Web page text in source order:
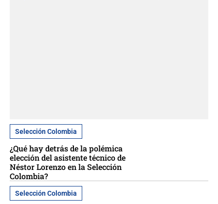
Selección Colombia
¿Qué hay detrás de la polémica
elección del asistente técnico de
Néstor Lorenzo en la Selección
Colombia?
Selección Colombia